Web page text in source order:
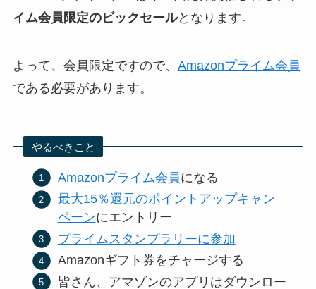
イム会員限定のビックセールとなります。
よって、会員限定ですので、 Amazonプライム会員
である必要があります。
やるべきこと
Amazonプライム会員になる
最大15％還元のポイントアップキャン
ペーンにエントリー
プライムスタンプラリーに参加
Amazonギフト券をチャージする
皆さん、アマゾンのアプリはダウンロー